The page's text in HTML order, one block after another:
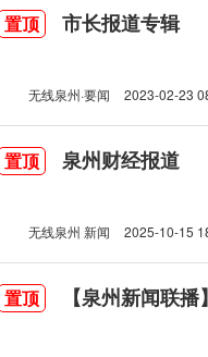
置顶 市长报道专辑
无线泉州·要闻 2023-02-23
置顶 泉州财经报道
无线泉州 新闻 2025-10-15
置顶 【泉州新闻联